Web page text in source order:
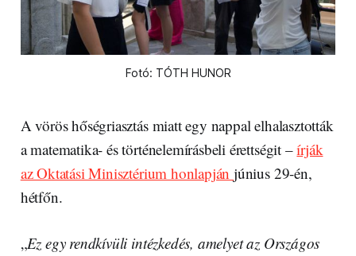
Fotó: TÓTH HUNOR
A vörös hőségriasztás miatt egy nappal elhalasztották
a matematika- és történelemírásbeli érettségit –írják
az Oktatási Minisztérium honlapjánjúnius 29-én,
hétfőn.
„Ez egy rendkívüli intézkedés, amelyet az Országos